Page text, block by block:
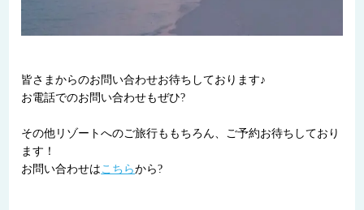
皆さまからのお問い合わせお待ちしております♪
お電話でのお問い合わせもぜひ?
その他リゾートへのご旅行ももちろん、ご予約お待ちしており
ます！
お問い合わせは こちらから?